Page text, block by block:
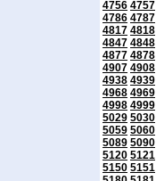
4756 4757
4786 4787
4817 4818
4847 4848
4877 4878
4907 4908
4938 4939
4968 4969
4998 4999
5029 5030
5059 5060
5089 5090
5120 5121
5150 5151